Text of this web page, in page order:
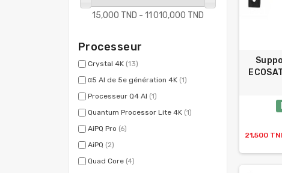
SBOX(2)
15,000 TND - 11 010,000 TND
Processeur
Crystal 4K (13)
α5 AI de 5e génération 4K (1)
Processeur Q4 AI (1)
Quantum Processor Lite 4K (1)
AiPQ Pro (6)
AiPQ (2)
Quad Core (4)
21,500